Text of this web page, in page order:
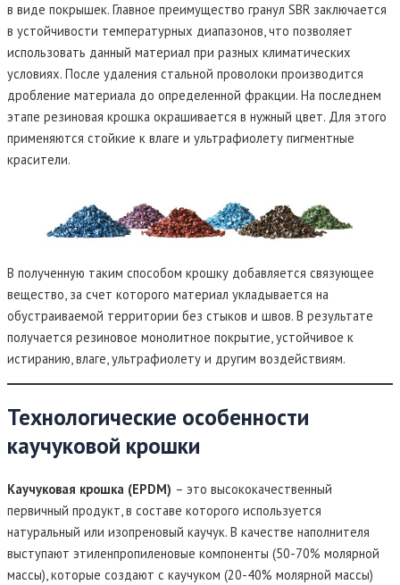
в виде покрышек. Главное преимущество гранул SBR заключается
в устойчивости температурных диапазонов, что позволяет
использовать данный материал при разных климатических
условиях. После удаления стальной проволоки производится
дробление материала до определенной фракции. На последнем
этапе резиновая крошка окрашивается в нужный цвет. Для этого
применяются стойкие к влаге и ультрафиолету пигментные
красители.
В полученную таким способом крошку добавляется связующее
вещество, за счет которого материал укладывается на
обустраиваемой территории без стыков и швов. В результате
получается резиновое монолитное покрытие, устойчивое к
истиранию, влаге, ультрафиолету и другим воздействиям.
Технологические особенности
каучуковой крошки
Каучуковая крошка (EPDM) – это высококачественный
первичный продукт, в составе которого используется
натуральный или изопреновый каучук. В качестве наполнителя
выступают этиленпропиленовые компоненты (50-70% молярной
массы), которые создают с каучуком (20-40% молярной массы)